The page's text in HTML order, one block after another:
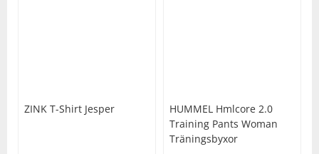
ZINK T-Shirt Jesper HUMMEL Hmlcore 2.0
Training Pants Woman
Träningsbyxor